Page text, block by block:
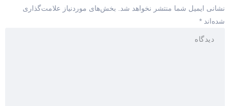
نشانی ایمیل شما منتشر نخواهد شد.
بخش‌های موردنیاز علامت‌گذاری
شده‌اند *